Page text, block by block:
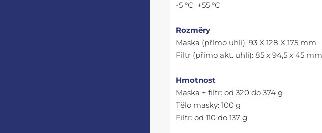
-5 °C +55 °C
Rozměry
Maska (přímo uhlí): 93 X 128 X 175 mm
Filtr (přímo akt. uhlí): 85 x 94,5 x 45 mm
Hmotnost
Maska + filtr: od 320 do 374 g
Tělo masky: 100 g
Filtr: od 110 do 137 g